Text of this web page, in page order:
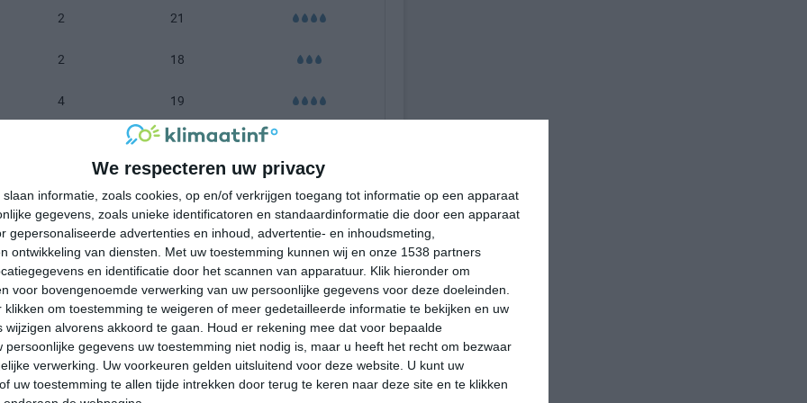
We respecteren uw privacy
slaan informatie, zoals cookies, op en/of verkrijgen toegang tot informatie op een apparaat
gegevens, zoals unieke identificatoren en standaardinformatie die door een apparaat
gepersonaliseerde advertenties en inhoud, advertentie- en inhoudsmeting,
ontwikkeling van diensten.
Met uw toestemming kunnen wij en onze 1538 partners
en identificatie door het scannen van apparatuur. Klik hieronder om
voor bovengenoemde verwerking van uw persoonlijke gegevens voor deze doeleinden.
klikken om toestemming te weigeren of meer gedetailleerde informatie te bekijken en uw
alvorens akkoord te gaan.
Houd er rekening mee dat voor bepaalde
persoonlijke gegevens uw toestemming niet nodig is, maar u heeft het recht om bezwaar
verwerking. Uw voorkeuren gelden uitsluitend voor deze website. U kunt uw
uw toestemming te allen tijde intrekken door terug te keren naar deze site en te klikken
2 21
2 18
4 19
15
7 16
7 17
6 18
5 16
3 21